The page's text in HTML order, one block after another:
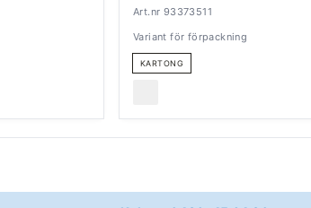
Art.nr 93373511
Variant för förpackning
KARTONG